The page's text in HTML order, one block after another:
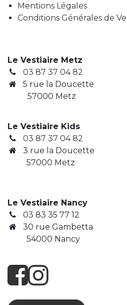
Mentions Légales
Conditions Générales de
Le Vestiaire Metz
03 87 37 04 82
5 rue la Doucette
57000 Metz
Le Vestiaire Kids
03 87 37 04 82
3 rue la Doucette
​ 57000 Metz
Le Vestiaire Nancy
03 83 35 77 12
30 rue Gambetta
​ 54000 Nancy